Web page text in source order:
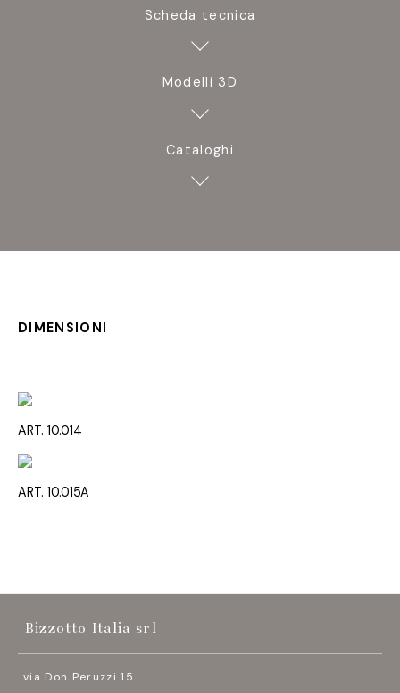
Scheda tecnica
Modelli 3D
Cataloghi
DIMENSIONI
ART. 10.014
ART. 10.015A
Bizzotto Italia srl
via Don Peruzzi 15